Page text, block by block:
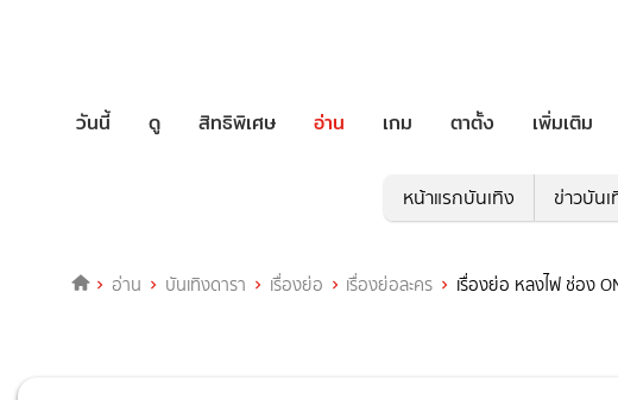
วันนี้ ดู สิทธิพิเศษ อ่าน เกม ตาตั้ง เพิ่มเติม
หน้าแรกบันเทิง ข่าวบันเ
อ่าน บันเทิงดารา เรื่องย่อ เรื่องย่อละคร เรื่องย่อ หลงไฟ ช่อง